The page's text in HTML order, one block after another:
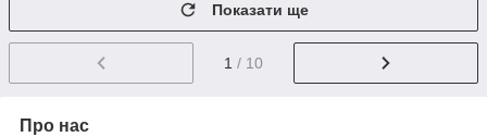
Показати ще
1 / 10
Про нас